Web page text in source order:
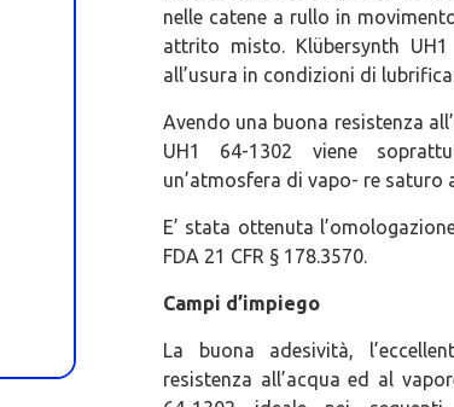
nelle catene a rullo in
attrito misto. Klübersynth
all’usura in condizioni di
Avendo una buona resistenza
UH1 64-1302 viene
un’atmosfera di vapo- re
E’ stata ottenuta
FDA 21 CFR § 178.3570.
Campi d’impiego
La buona adesività,
resistenza all’acqua ed al